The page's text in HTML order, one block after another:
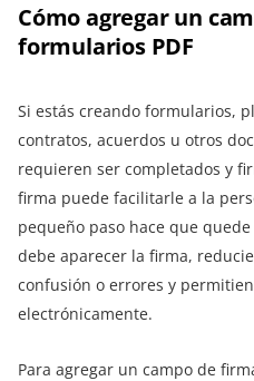
Cómo agregar un
formularios PDF
Si estás creando formularios,
contratos, acuerdos u otros
requieren ser completados y
firma puede facilitarle a la
pequeño paso hace que
debe aparecer la firma,
confusión o errores y
electrónicamente.
Para agregar un campo de